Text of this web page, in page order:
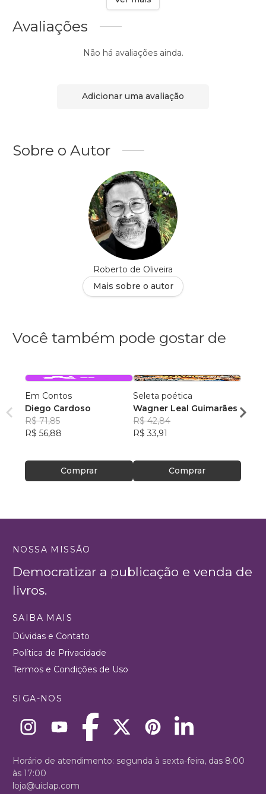
Avaliações
Não há avaliações ainda.
Adicionar uma avaliação
Sobre o Autor
Roberto de Oliveira
Mais sobre o autor
Você também pode gostar de
Em Contos
Diego Cardoso
R$ 71,85
R$ 56,88
Comprar
Seleta poética
Wagner Leal Guimarães
R$ 42,84
R$ 33,91
Comprar
ainda
Carla
NOSSA MISSÃO
Democratizar a publicação e venda de
livros.
SAIBA MAIS
Dúvidas e Contato
Política de Privacidade
Termos e Condições de Uso
SIGA-NOS
Horário de atendimento: segunda à sexta-feira, das 8:00
às 17:00
loja@uiclap.com